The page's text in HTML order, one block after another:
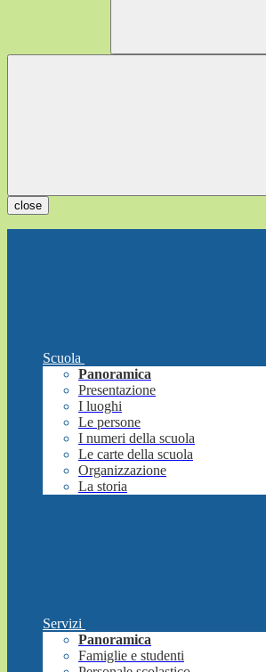
close
Scuola
Panoramica
Presentazione
I luoghi
Le persone
I numeri della scuola
Le carte della scuola
Organizzazione
La storia
Servizi
Panoramica
Famiglie e studenti